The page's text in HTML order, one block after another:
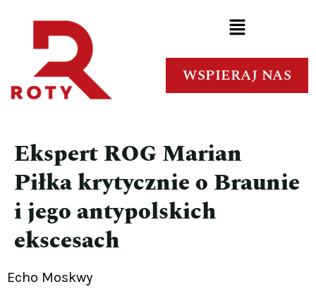
WSPIERAJ NAS
Ekspert ROG Marian
Piłka krytycznie o Braunie
i jego antypolskich
ekscesach
Echo Moskwy